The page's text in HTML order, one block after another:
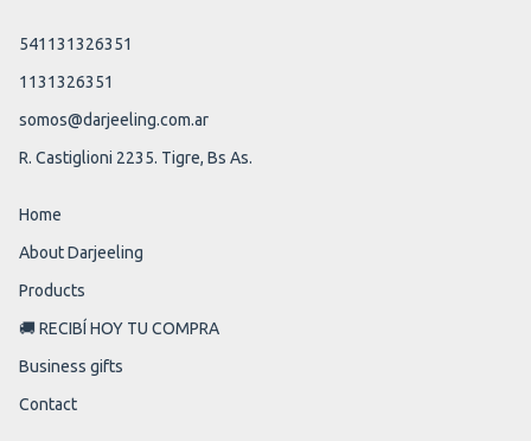
541131326351
1131326351
somos@darjeeling.com.ar
R. Castiglioni 2235. Tigre, Bs As.
Home
About Darjeeling
Products
🚚 RECIBÍ HOY TU COMPRA
Business gifts
Contact